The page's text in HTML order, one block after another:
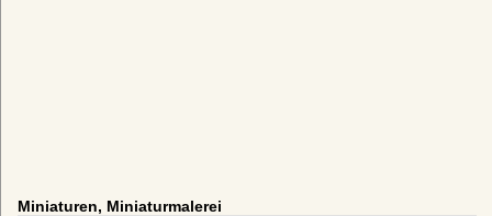
Miniaturen, Miniaturmalerei